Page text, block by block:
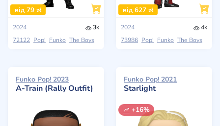
від 79 zł
2024
3k
72122 Pop! Funko The Boys
від 627 zł
2024
4k
73986 Pop! Funko The Boys
Funko Pop! 2023
A-Train (Rally Outfit)
Funko Pop! 2021
Starlight
+16%